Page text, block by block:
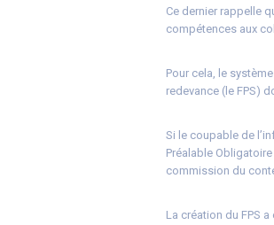
Ce dernier rappelle
compétences aux
Pour cela, le
redevance (le FPS)
Si le coupable de
Préalable
commission du
La création du FPS